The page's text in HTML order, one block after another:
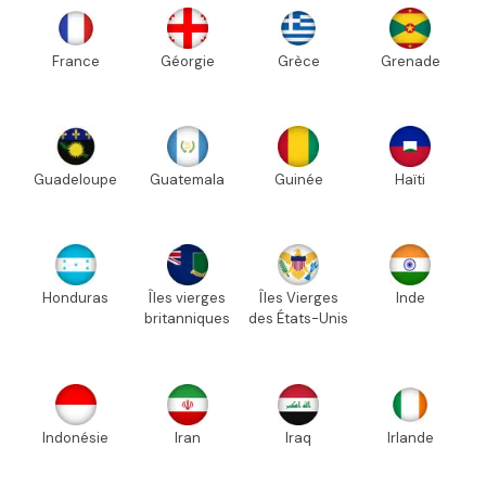
France Géorgie Grèce Grenade
Guadeloupe Guatemala Guinée Haïti
Honduras
Îles vierges
britanniques
Îles Vierges
des États-Unis
Inde
Indonésie Iran Iraq Irlande